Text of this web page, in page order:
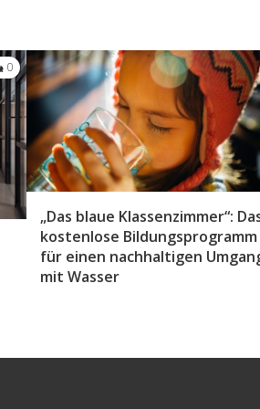
0
„Das blaue Klassenzimmer“:
kostenlose Bildungsprogramm
für einen nachhaltigen
mit Wasser